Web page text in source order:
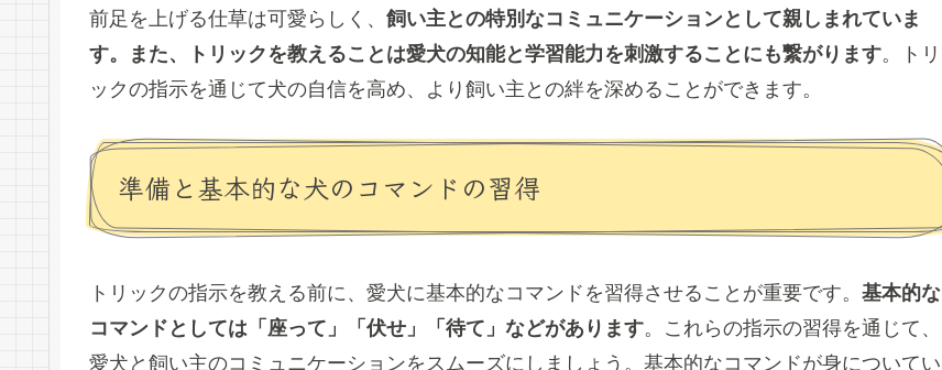
前足を上げる仕草は可愛らしく、 飼い主との特別なコミュニケーションとして親しまれていま
す。また、トリックを教えることは愛犬の知能と学習能力を刺激することにも繋がります。トリ
ックの指示を通じて犬の自信を高め、より飼い主との絆を深めることができます。
準備と基本的な犬のコマンドの習得
トリックの指示を教える前に、愛犬に基本的なコマンドを習得させることが重要です。 基本的な
コマンドとしては「座って」「伏せ」「待て」などがあります。これらの指示の習得を通じて、
愛犬と飼い主のコミュニケーションをスムーズにしましょう。基本的なコマンドが身についてい